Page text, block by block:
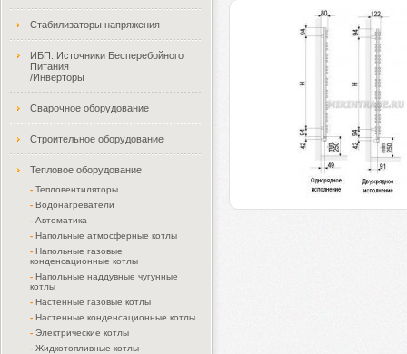
Стабилизаторы напряжения
ИБП: Источники Бесперебойного
Питания
/Инверторы
Сварочное оборудование
Строительное оборудование
Тепловое оборудование
- Тепловентиляторы
- Водонагреватели
- Автоматика
- Напольные атмосферные котлы
- Напольные газовые
конденсационные котлы
- Напольные наддувные чугунные
котлы
- Настенные газовые котлы
- Настенные конденсационные котлы
- Электрические котлы
- Жидкотопливные котлы